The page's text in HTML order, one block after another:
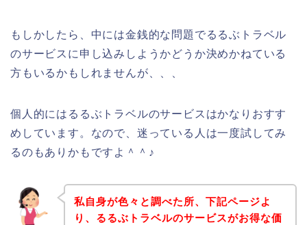
もしかしたら、中には金銭的な問題でるるぶトラベル
のサービスに申し込みしようかどうか決めかねている
方もいるかもしれませんが、、、
個人的にはるるぶトラベルのサービスはかなりおすす
めしています。なので、迷っている人は一度試してみ
るのもありかもですよ＾＾♪
私自身が色々と調べた所、下記ページよ
り、るるぶトラベルのサービスがお得な価